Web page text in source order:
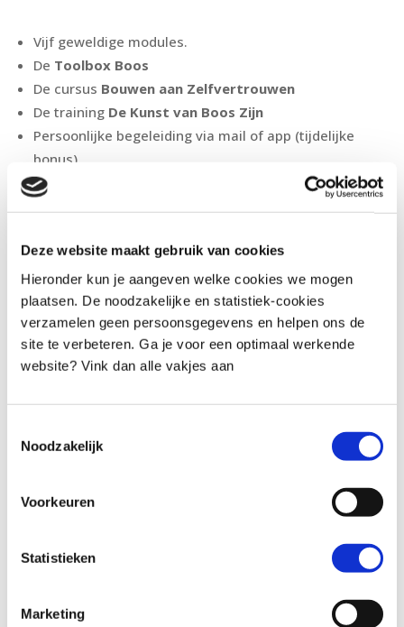
Deze website maakt gebruik van cookies
Hieronder kun je aangeven welke cookies we mogen
plaatsen. De noodzakelijke en statistiek-cookies
verzamelen geen persoonsgegevens en helpen ons de
site te verbeteren. Ga je voor een optimaal werkende
website? Vink dan alle vakjes aan
Noodzakelijk
Voorkeuren
Statistieken
Marketing
Vijf geweldige modules.
De Toolbox Boos
De cursus Bouwen aan Zelfvertrouwen
De training De Kunst van Boos Zijn
Persoonlijke begeleidingvia mail of app (tijdelijke
bonus)
https://jeugdenkinderpraktijkrota.nl/gratis-webinar-
Start direct met minder boos meer
zelfvertrouwen
Tweet Share
Sander Kooijman